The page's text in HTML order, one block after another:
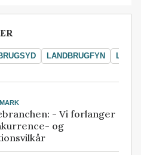
LANDBRUGFYN
- Vi forlanger
og